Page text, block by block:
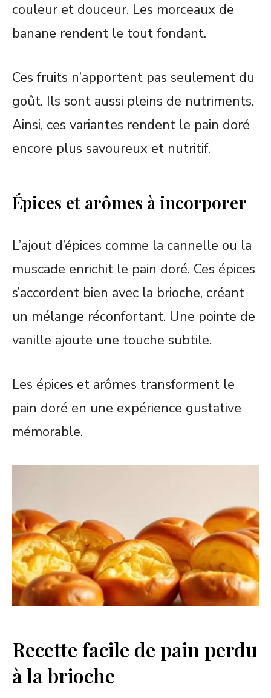
couleur et douceur. Les morceaux de
banane rendent le tout fondant.
Ces fruits n’apportent pas seulement du
goût. Ils sont aussi pleins de nutriments.
Ainsi, ces variantes rendent le pain doré
encore plus savoureux et nutritif.
Épices et arômes à incorporer
L’ajout d’épices comme la cannelle ou la
muscade enrichit le pain doré. Ces épices
s’accordent bien avec la brioche, créant
un mélange réconfortant. Une pointe de
vanille ajoute une touche subtile.
Les épices et arômes transforment le
pain doré en une expérience gustative
mémorable.
Recette facile de pain perdu
à la brioche